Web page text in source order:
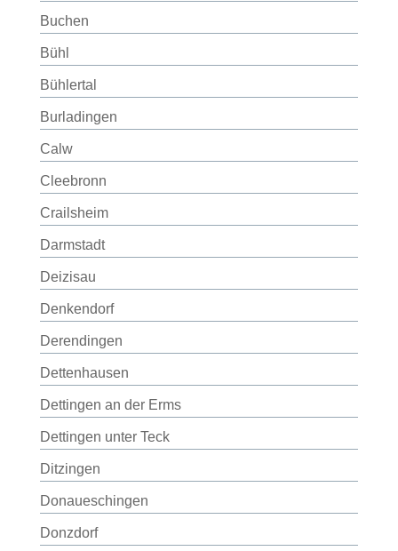
Buchen
Bühl
Bühlertal
Burladingen
Calw
Cleebronn
Crailsheim
Darmstadt
Deizisau
Denkendorf
Derendingen
Dettenhausen
Dettingen an der Erms
Dettingen unter Teck
Ditzingen
Donaueschingen
Donzdorf